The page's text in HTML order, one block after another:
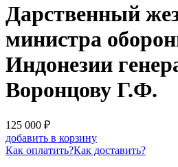
Дарственный
министра
Индонезии
Воронцову Г.Ф.
125 000 ₽
добавить в корзину
Как оплатить?Как доставить?